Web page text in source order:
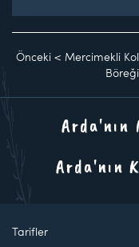
Önceki < Mercimekli Kol
Böreği
Arda'nın
Arda'nın
Tarifler